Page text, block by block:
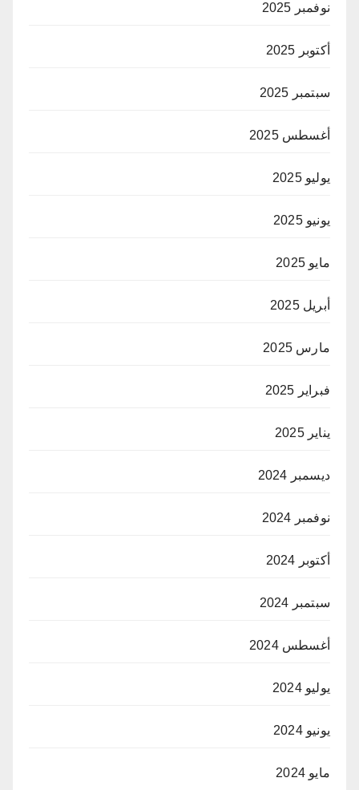
نوفمبر 2025
أكتوبر 2025
سبتمبر 2025
أغسطس 2025
يوليو 2025
يونيو 2025
مايو 2025
أبريل 2025
مارس 2025
فبراير 2025
يناير 2025
ديسمبر 2024
نوفمبر 2024
أكتوبر 2024
سبتمبر 2024
أغسطس 2024
يوليو 2024
يونيو 2024
مايو 2024